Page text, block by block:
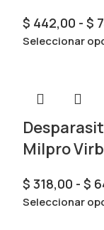
$ 442,00 - $
Seleccionar
Milpro
$ 318,00 - $
Seleccionar